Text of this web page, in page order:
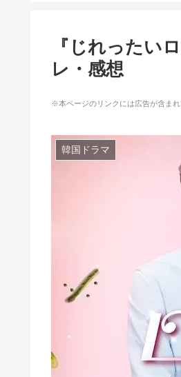
『じれったい
レ・感想
※本ページのリンクには広告が含まれ
韓国ドラマ